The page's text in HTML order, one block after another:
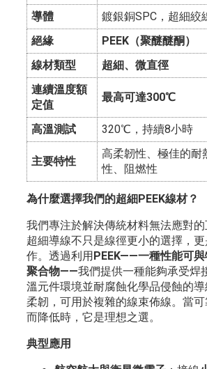
導體
鍍銀銅SPC，超細絞
絕緣
PEEK（聚醚醚酮）
線材類型
超細、微直徑
連續溫度額
定值
最高可達300℃
高溫測試 320℃，持續8小時
主要特性
高柔韌性、極佳的耐
性、阻燃性
為什麼選擇我們的超細PEEK線材？
我們專注於解決傳統材料無法應對
超細導線不只是線徑更小的選擇，
作。透過利用PEEK——一種性能可
聚合物——我們提供一種能夠承受焊
溫元件環境並耐腐蝕化學品侵蝕的
柔韌，可用於複雜的線束佈線。當
而降低時，它是理想之選。
典型應用